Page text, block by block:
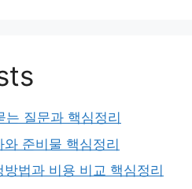
질문과 핵심정리
준비물 핵심정리
법과 비용 비교 핵심정리